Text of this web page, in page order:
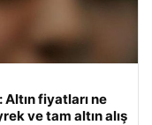
Altın fiyatları ne
ve tam altın alış